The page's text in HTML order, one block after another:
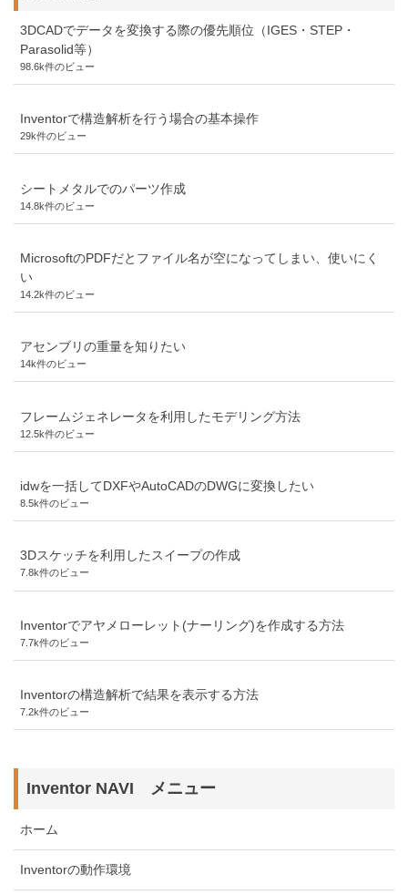
3DCADでデータを変換する際の優先順位（IGES・STEP・
Parasolid等）
98.6k件のビュー
Inventorで構造解析を行う場合の基本操作
29k件のビュー
シートメタルでのパーツ作成
14.8k件のビュー
MicrosoftのPDFだとファイル名が空になってしまい、使いにく
い
14.2k件のビュー
アセンブリの重量を知りたい
14k件のビュー
フレームジェネレータを利用したモデリング方法
12.5k件のビュー
idwを一括してDXFやAutoCADのDWGに変換したい
8.5k件のビュー
3Dスケッチを利用したスイープの作成
7.8k件のビュー
Inventorでアヤメローレット(ナーリング)を作成する方法
7.7k件のビュー
Inventorの構造解析で結果を表示する方法
7.2k件のビュー
Inventor NAVI メニュー
ホーム
Inventorの動作環境